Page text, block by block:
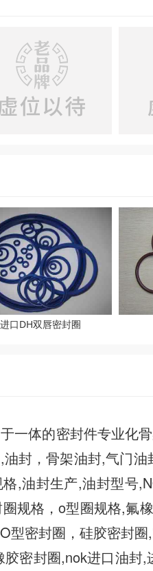
进口DH双唇密封圈
体的密封件专业化骨
封，骨架油封,气门
,油封生产,油封型号
规格，o型圈规格,氟
型密封圈，硅胶密封
密封圈,nok进口油封,